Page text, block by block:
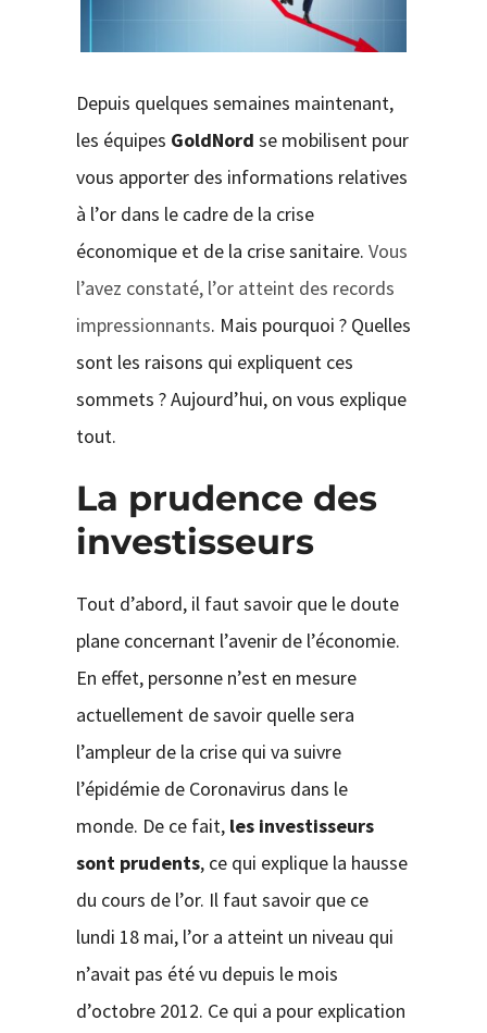
Depuis quelques semaines maintenant,
les équipes GoldNord se mobilisent pour
vous apporter des informations relatives
à l’or dans le cadre de la crise
économique et de la crise sanitaire. Vous
l’avez constaté, l’or atteint des records
impressionnants. Mais pourquoi ? Quelles
sont les raisons qui expliquent ces
sommets ? Aujourd’hui, on vous explique
tout.
La prudence des
investisseurs
Tout d’abord, il faut savoir que le doute
plane concernant l’avenir de l’économie.
En effet, personne n’est en mesure
actuellement de savoir quelle sera
l’ampleur de la crise qui va suivre
l’épidémie de Coronavirus dans le
monde. De ce fait, les investisseurs
sont prudents, ce qui explique la hausse
du cours de l’or. Il faut savoir que ce
lundi 18 mai, l’or a atteint un niveau qui
n’avait pas été vu depuis le mois
d’octobre 2012. Ce qui a pour explication